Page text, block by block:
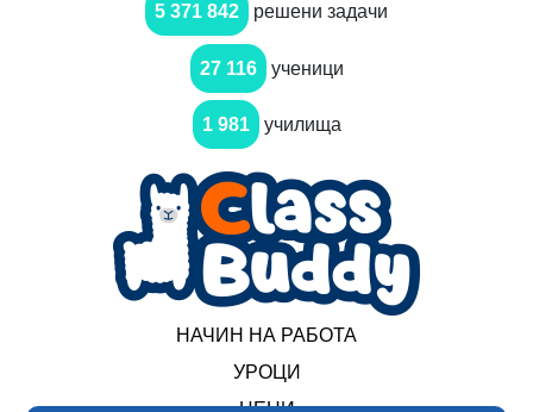
5 371 842 решени задачи
27 116 ученици
1 981 училища
НАЧИН НА РАБОТА
УРОЦИ